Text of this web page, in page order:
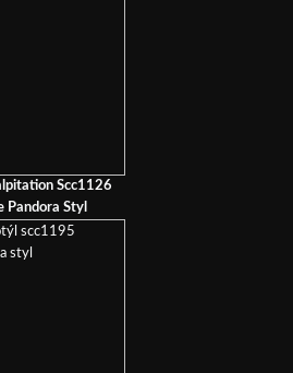
Scc1126
Pandora Styl